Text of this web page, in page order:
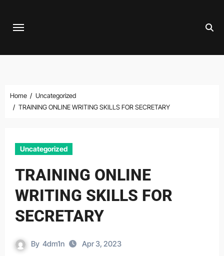
Home
Uncategorized
TRAINING ONLINE WRITING SKILLS FOR SECRETARY
Uncategorized
TRAINING ONLINE
WRITING SKILLS FOR
SECRETARY
By 4dm1n Apr 3, 2023